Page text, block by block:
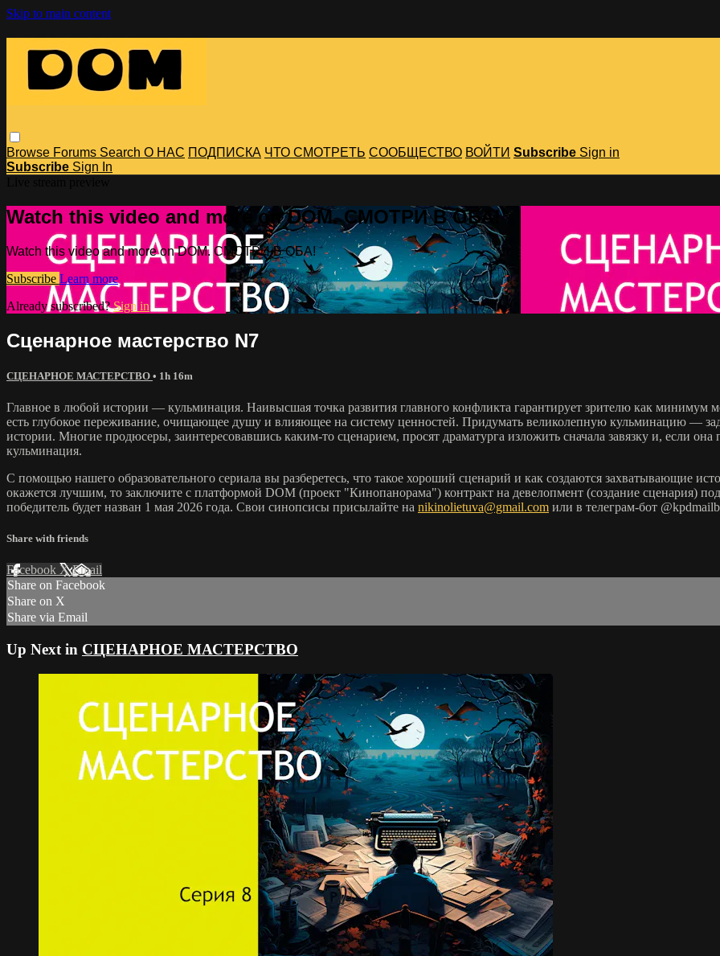
Skip to main content
Browse Forums Search О НАС ПОДПИСКА ЧТО СМОТРЕТЬ СООБЩЕСТВО ВОЙТИ Subscribe Sign in
Subscribe Sign In
Watch this video and more on DOM. СМОТРИ В ОБА!
Watch this video and more on DOM. СМОТРИ В ОБА!
Subscribe Learn more
Already subscribed?Sign in
Сценарное мастерство N7
СЦЕНАРНОЕ МАСТЕРСТВО • 1h 16m
Главное в любой истории — кульминация. Наивысшая точка развития главного конфликта гарантирует зрителю как
есть глубокое переживание, очищающее душу и влияющее на систему ценностей. Придумать великолепную кульминацию —
истории. Многие продюсеры, заинтересовавшись каким-то сценарием, просят драматурга изложить сначала завязку и, если
кульминация.
С помощью нашего образовательного сериала вы разберетесь, что такое хороший сценарий и как создаются захватывающие
окажется лучшим, то заключите с платформой DOM (проект "Кинопанорама") контракт на девелопмент (создание сценария)
победитель будет назван 1 мая 2026 года. Свои синопсисы присылайте на nikinolietuva@gmail.com или в телеграм-бот
Share with friends
Facebook XEmail
Share on Facebook
Share on X
Share via Email
Up Next in СЦЕНАРНОЕ МАСТЕРСТВО